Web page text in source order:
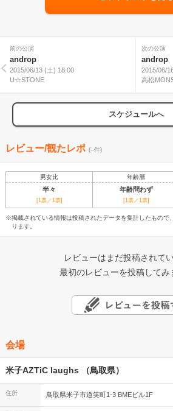
前の公演
androp
2015/06/13 (土) 18:00
U☆STONE
次の公演
androp
2015/06/
高松
スケジュールへ
レビュー/観たレポ (--件)
男女比 年齢層
半々 年齢問わず
[1票／1票] [1票／1票]
※掲載されている情報は投稿されたデータを集計したもので
ります。
レビューはまだ投稿されて
最初のレビューを投稿してみ
会場
米子AZTiC laughs （鳥取県）
住所 鳥取県米子市道笑町1-3 BMEビル1F